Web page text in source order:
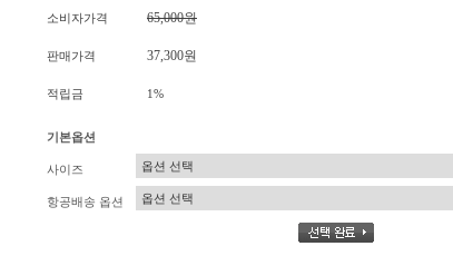
소비자가격 65,000원
판매가격 37,300원
적립금 1%
기본옵션
사이즈
항공배송 옵션